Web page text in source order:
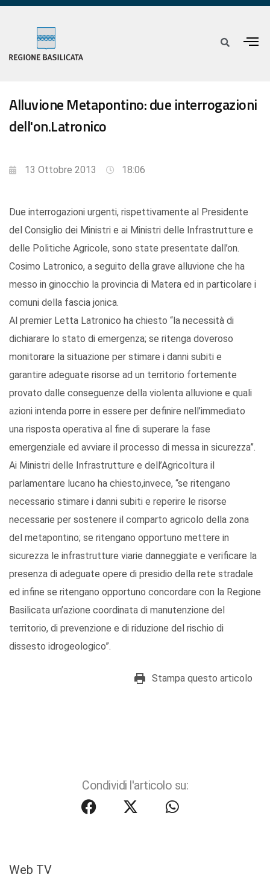
Alluvione Metapontino: due interrogazioni
dell'on.Latronico
13 Ottobre 2013 18:06
Due interrogazioni urgenti, rispettivamente al Presidente
del Consiglio dei Ministri e ai Ministri delle Infrastrutture e
delle Politiche Agricole, sono state presentate dall’on.
Cosimo Latronico, a seguito della grave alluvione che ha
messo in ginocchio la provincia di Matera ed in particolare i
comuni della fascia jonica.
Al premier Letta Latronico ha chiesto “la necessità di
dichiarare lo stato di emergenza; se ritenga doveroso
monitorare la situazione per stimare i danni subiti e
garantire adeguate risorse ad un territorio fortemente
provato dalle conseguenze della violenta alluvione e quali
azioni intenda porre in essere per definire nell’immediato
una risposta operativa al fine di superare la fase
emergenziale ed avviare il processo di messa in sicurezza”.
Ai Ministri delle Infrastrutture e dell’Agricoltura il
parlamentare lucano ha chiesto,invece, “se ritengano
necessario stimare i danni subiti e reperire le risorse
necessarie per sostenere il comparto agricolo della zona
del metapontino; se ritengano opportuno mettere in
sicurezza le infrastrutture viarie danneggiate e verificare la
presenza di adeguate opere di presidio della rete stradale
ed infine se ritengano opportuno concordare con la Regione
Basilicata un’azione coordinata di manutenzione del
territorio, di prevenzione e di riduzione del rischio di
dissesto idrogeologico”.
Stampa questo articolo
Condividi l'articolo su:
Web TV